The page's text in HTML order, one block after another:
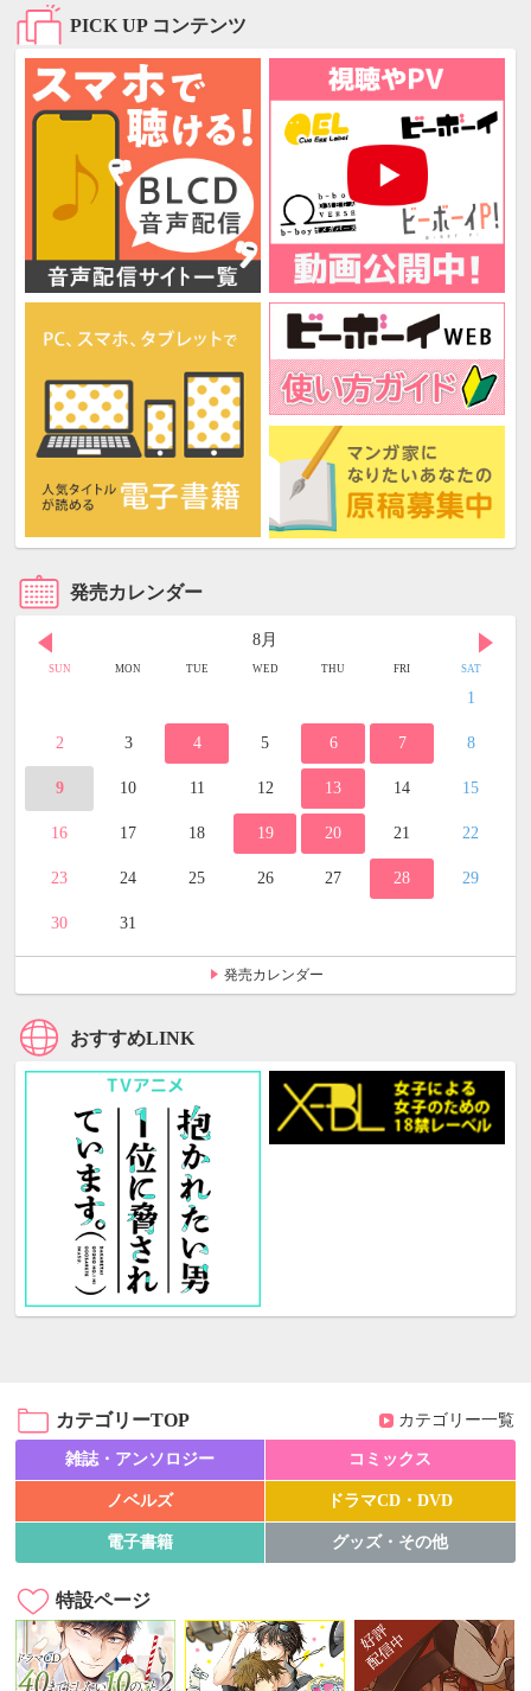
PICK UP コンテンツ
発売カレンダー
8月
SUN MON TUE WED THU FRI SAT
1
2 3 4 5 6 7 8
9 10 11 12 13 14 15
16 17 18 19 20 21 22
23 24 25 26 27 28 29
30 31
発売カレンダー
おすすめLINK
カテゴリーTOP カテゴリー一覧
雑誌・アンソロジー コミックス
ノベルズ ドラマCD・DVD
電子書籍 グッズ・その他
特設ページ